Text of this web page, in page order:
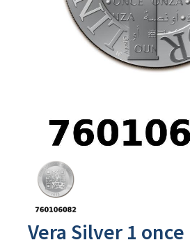
produit
Vera Silver 1 once